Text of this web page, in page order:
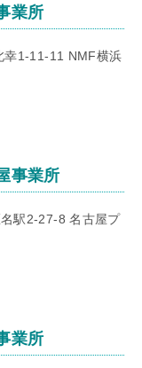
業所
幸1-11-11 NMF横浜
事業所
駅2-27-8 名古屋プ
業所